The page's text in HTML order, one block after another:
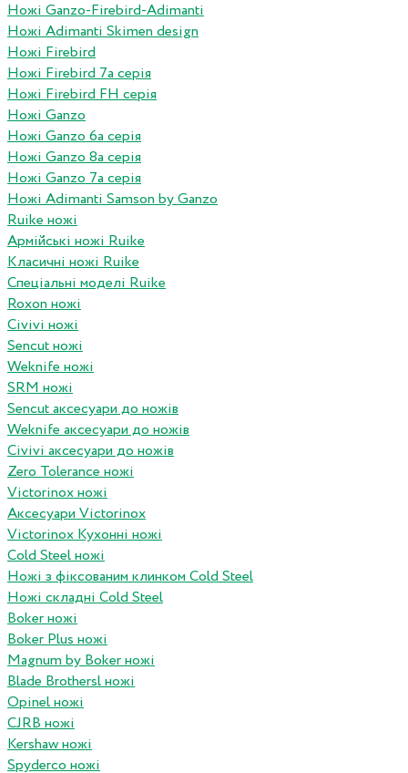
Ножі Ganzo-Firebird-Adimanti
Ножі Adimanti Skimen design
Ножі Firebird
Ножі Firebird 7а серія
Ножі Firebird FH серія
Ножі Ganzo
Ножі Ganzo 6а серія
Ножі Ganzo 8а серія
Ножі Ganzo 7а серія
Ножі Adimanti Samson by Ganzo
Ruike ножі
Армійські ножі Ruike
Класичні ножі Ruike
Спеціальні моделі Ruike
Roxon ножi
Civivi ножі
Sencut ножі
Weknife ножі
SRM ножі
Sencut аксесуари до ножів
Weknife аксесуари до ножів
Civivi аксесуари до ножів
Zero Tolerance ножі
Victorinox ножі
Аксесуари Victorinox
Victorinox Кухонні ножі
Cold Steel ножі
Ножі з фіксованим клинком Cold Steel
Ножі складні Cold Steel
Boker ножі
Boker Plus ножі
Magnum by Boker ножі
Blade Brothersl ножі
Opinel ножі
CJRB ножі
Kershaw ножі
Spyderco ножі